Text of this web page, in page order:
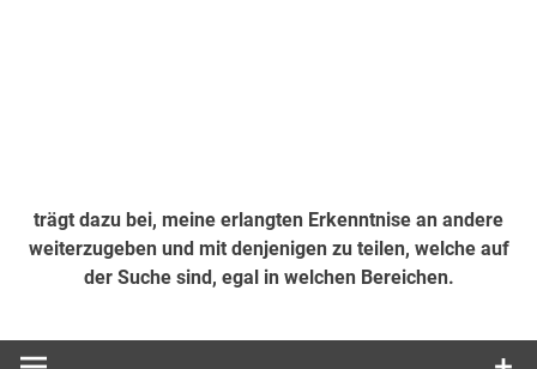
trägt dazu bei, meine erlangten Erkenntnise an andere
weiterzugeben und mit denjenigen zu teilen, welche auf
der Suche sind, egal in welchen Bereichen.